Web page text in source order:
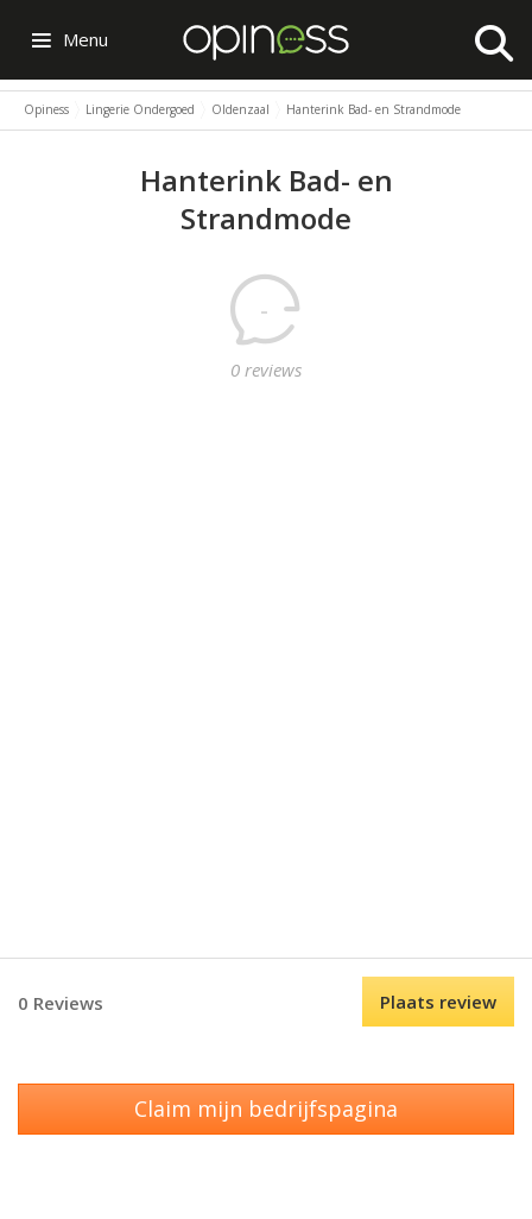
Menu
Opiness Lingerie Ondergoed Oldenzaal Hanterink Bad- en Strandmode
Hanterink Bad- en
Strandmode
-
0 reviews
0 Reviews Plaats review
Claim mijn bedrijfspagina